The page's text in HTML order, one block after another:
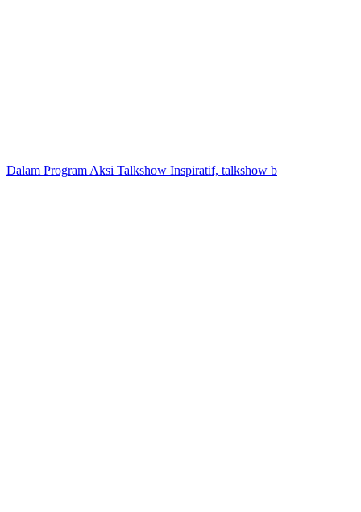
Dalam Program Aksi Talkshow Inspiratif, talkshow b